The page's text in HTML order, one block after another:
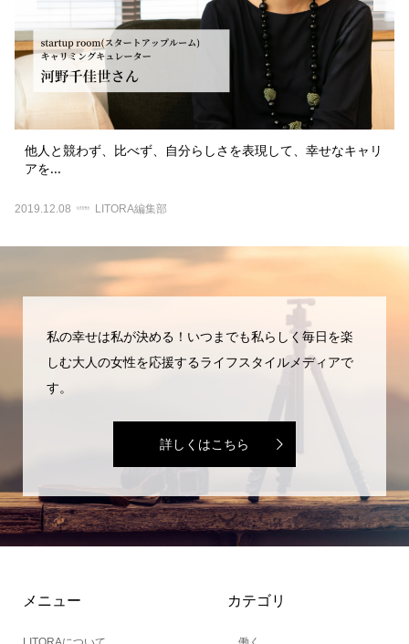
他人と競わず、比べず、自分らしさを表現して、幸せなキャリ
アを...
2019.12.08 LITORA編集部
私の幸せは私が決める！いつまでも私らしく毎日を楽
しむ大人の女性を応援するライフスタイルメディアで
す。
詳しくはこちら
メニュー カテゴリ